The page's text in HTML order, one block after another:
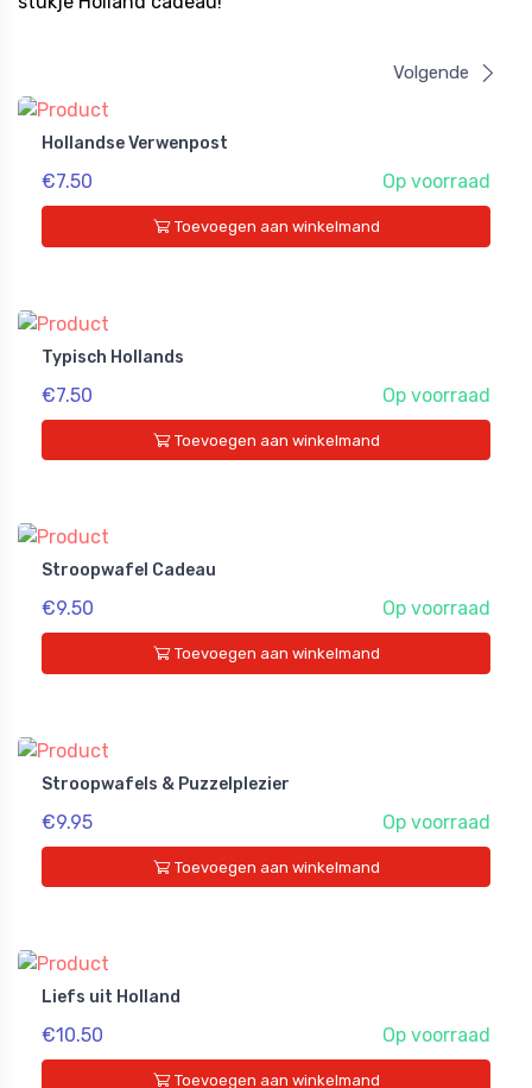
Volgende
Hollandse Verwenpost
€7.50 Op voorraad
Toevoegen aan winkelmand
Typisch Hollands
€7.50 Op voorraad
Toevoegen aan winkelmand
Stroopwafel Cadeau
€9.50 Op voorraad
Toevoegen aan winkelmand
Stroopwafels & Puzzelplezier
€9.95 Op voorraad
Toevoegen aan winkelmand
Liefs uit Holland
€10.50 Op voorraad
Toevoegen aan winkelmand